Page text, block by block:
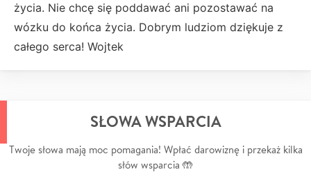
życia. Nie chcę się poddawać ani pozostawać na
wózku do końca życia. Dobrym ludziom dziękuje z
całego serca! Wojtek
SŁOWA WSPARCIA
Twoje słowa mają moc pomagania! Wpłać darowiznę i przekaż kilka
słów wsparcia 🤲